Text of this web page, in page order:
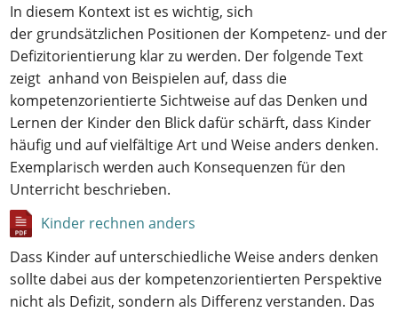
In diesem Kontext ist es wichtig, sich
der grundsätzlichen Positionen der Kompetenz- und der
Defizitorientierung klar zu werden. Der folgende Text
zeigt anhand von Beispielen auf, dass die
kompetenzorientierte Sichtweise auf das Denken und
Lernen der Kinder den Blick dafür schärft, dass Kinder
häufig und auf vielfältige Art und Weise anders denken.
Exemplarisch werden auch Konsequenzen für den
Unterricht beschrieben.
Kinder rechnen anders
Dass Kinder auf unterschiedliche Weise anders denken
sollte dabei aus der kompetenzorientierten Perspektive
nicht als Defizit, sondern als Differenz verstanden. Das